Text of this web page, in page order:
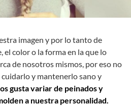
imagen y por lo tanto de
el color o la forma en la que lo
de nosotros mismos, por eso no
y mantenerlo sano y
gusta variar de peinados y
a nuestra personalidad.